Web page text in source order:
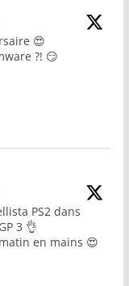
😍
?! 😏
PS2 dans
3 👌
en mains 😍